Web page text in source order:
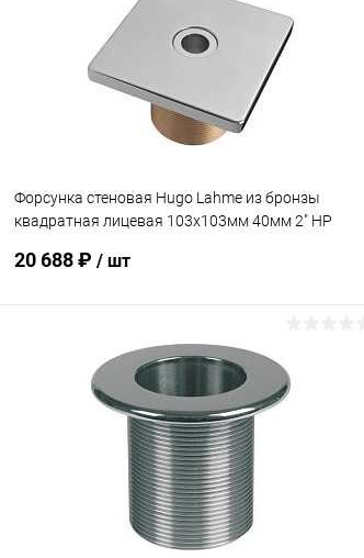
Форсунка стеновая Hugo Lahme из бронзы
квадратная лицевая 103х103мм 40мм 2" НР
20 688 ₽ / шт
В корзину
В избранное
Под заказ